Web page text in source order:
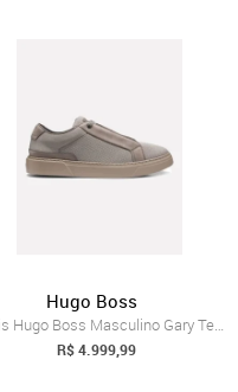
Hugo Boss
Tênis Hugo Boss Masculino Gary Tenn Ktnb AM Cinza
R$ 4.999,99